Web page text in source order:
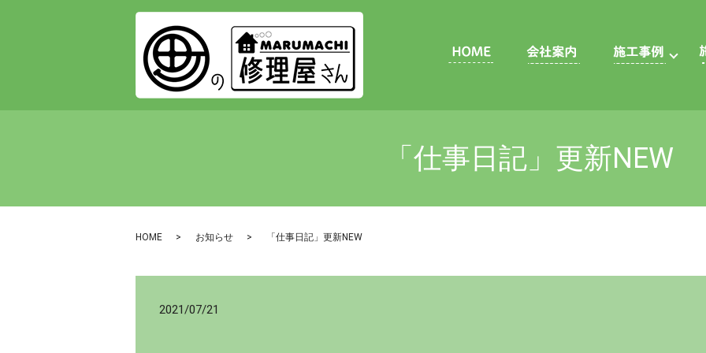
「仕事日記」更新NEW
HOME お知らせ 「仕事日記」更新NEW
2021/07/21